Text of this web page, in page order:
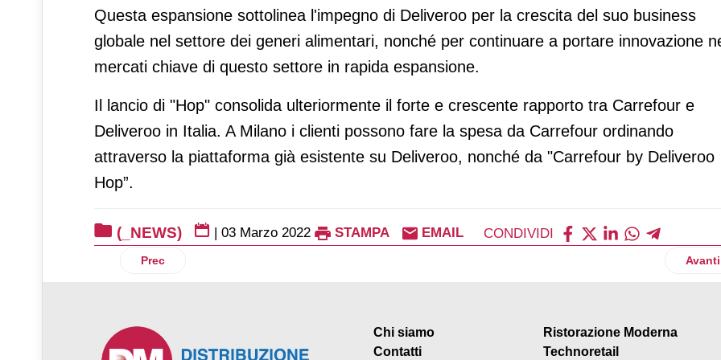
Questa espansione sottolinea l'impegno di Deliveroo per la crescita del suo business
globale nel settore dei generi alimentari, nonché per continuare a portare innovazione
mercati chiave di questo settore in rapida espansione.
Il lancio di "Hop" consolida ulteriormente il forte e crescente rapporto tra Carrefour e
Deliveroo in Italia. A Milano i clienti possono fare la spesa da Carrefour ordinando
attraverso la piattaforma già esistente su Deliveroo, nonché da "Carrefour by Deliveroo
Hop”.
(_NEWS) | 03 Marzo 2022 STAMPA EMAIL CONDIVIDI
Articolo precedente: Primark si prepara a inaugurare il flagship store a Milano
Prec Avanti
Chi siamo
Contatti
Ristorazione Moderna
Technoretail